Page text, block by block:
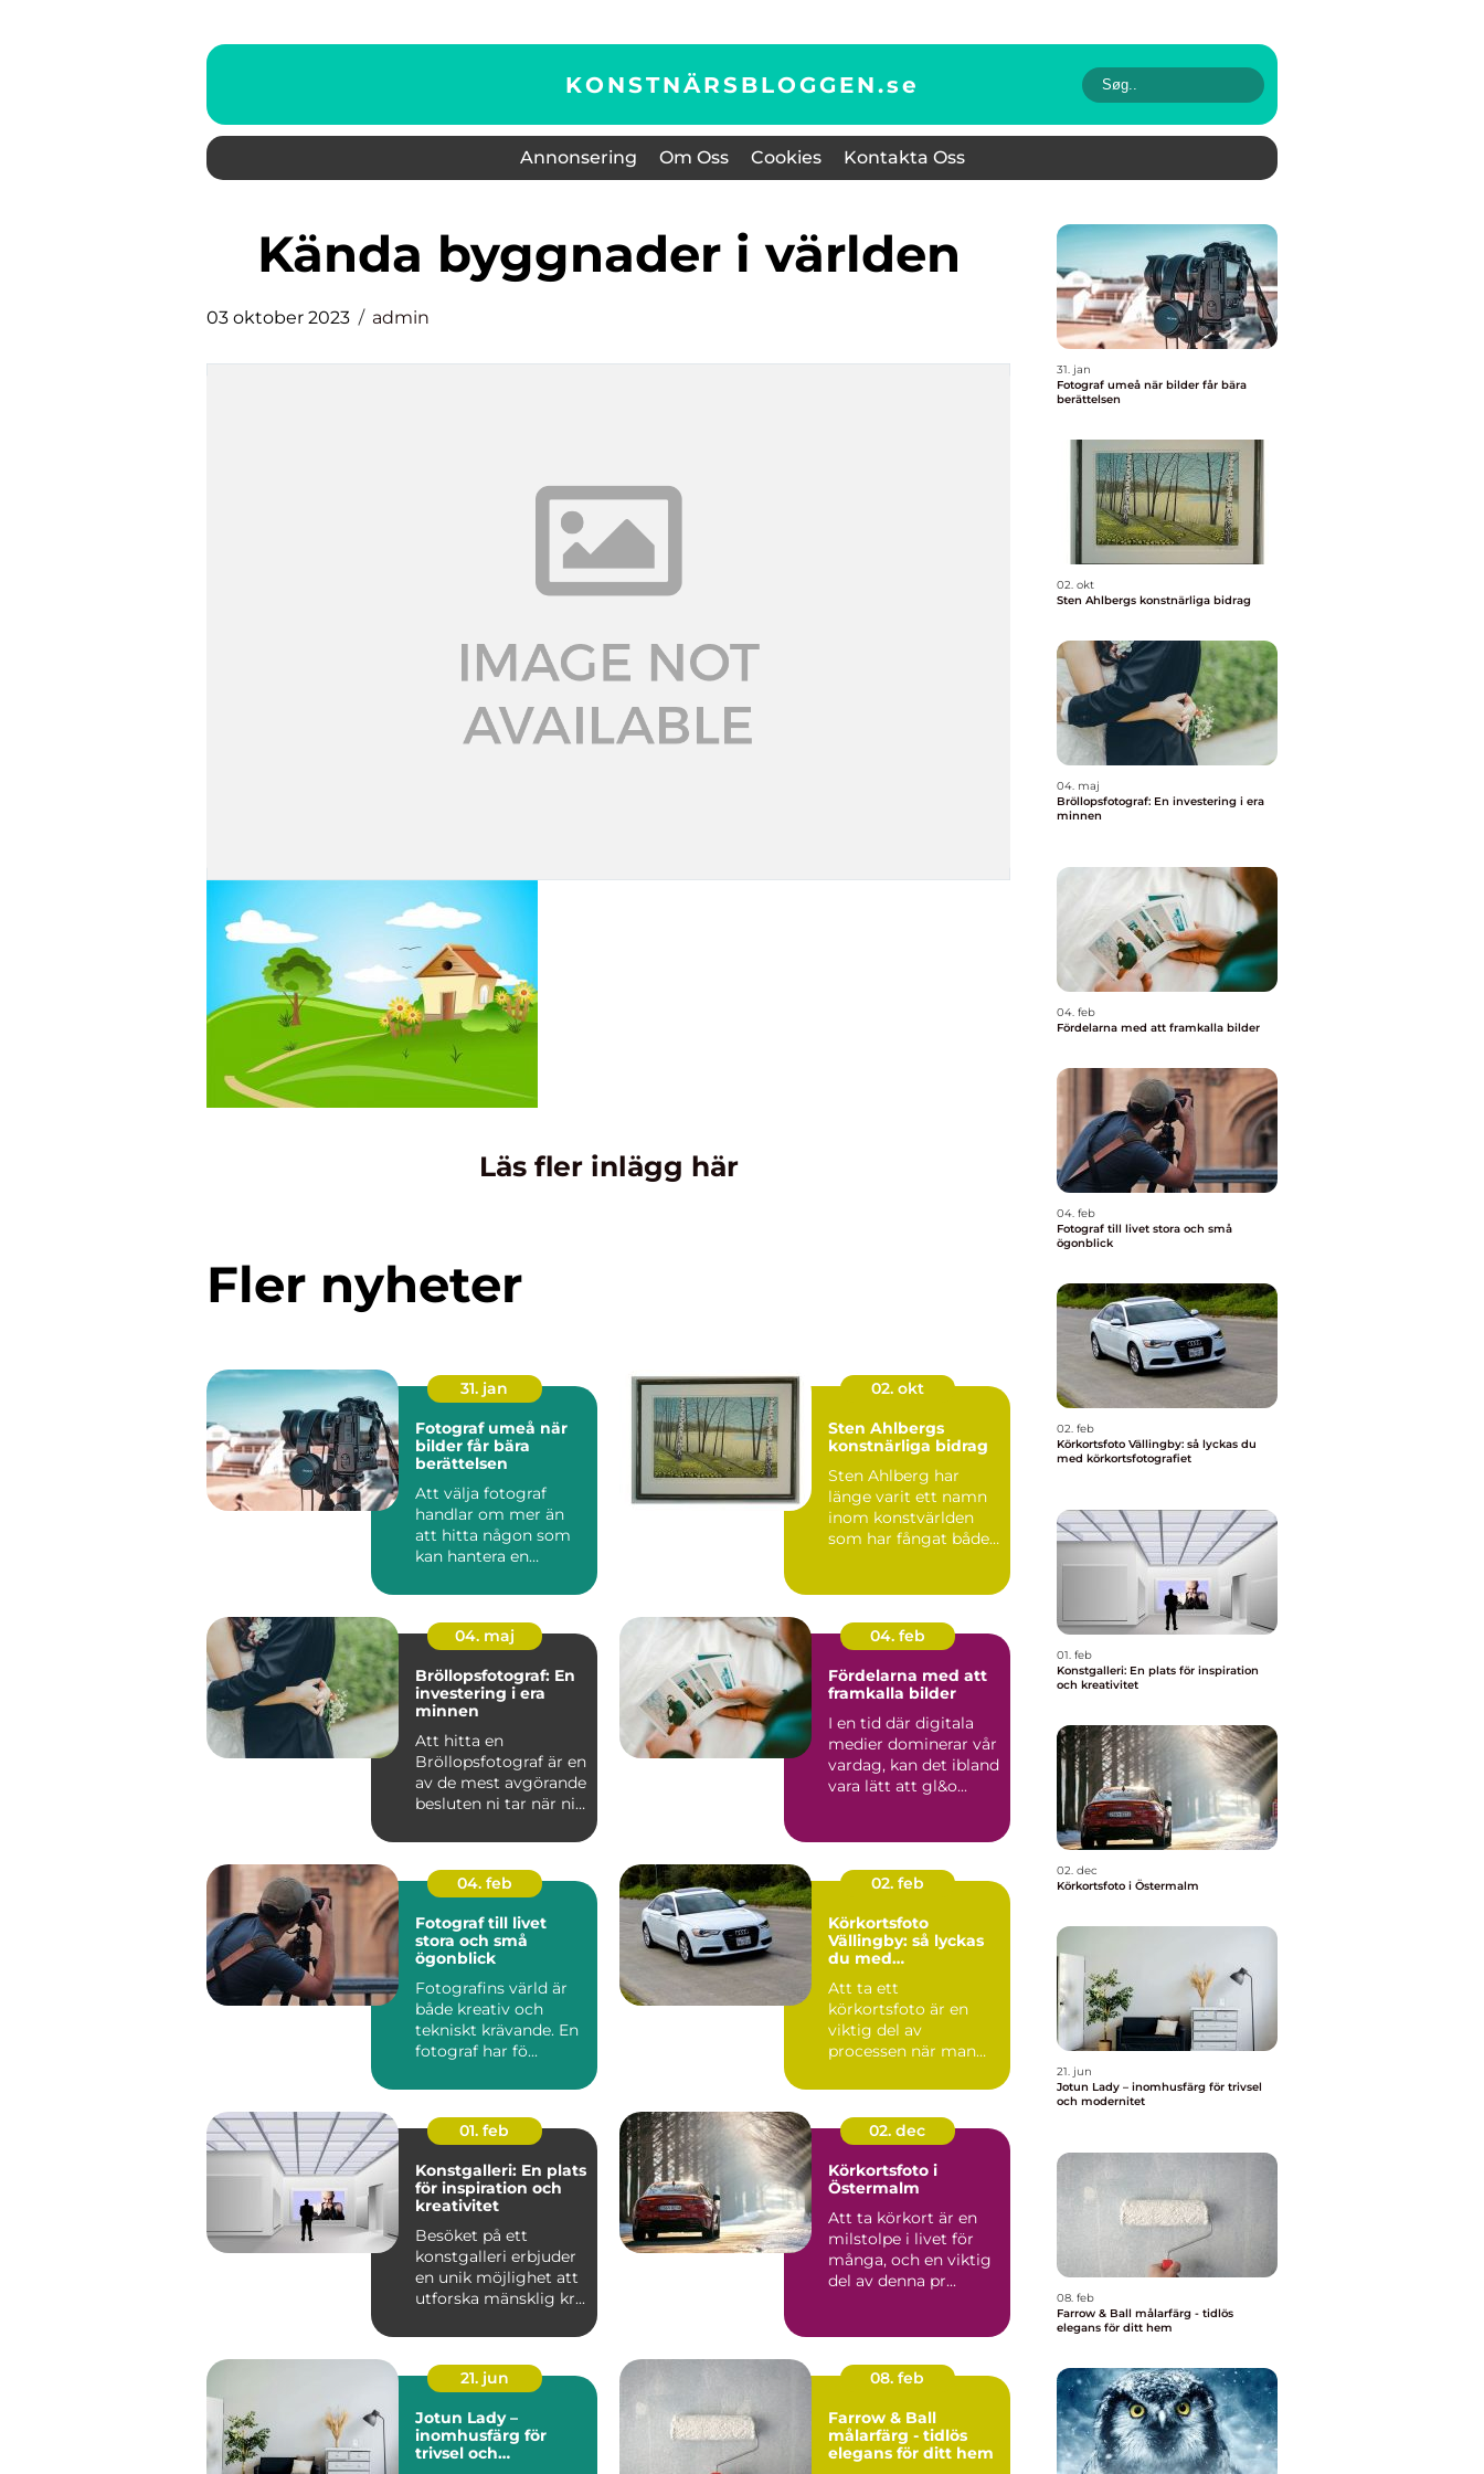
KONSTNÄRSBLOGGEN.se
Annonsering Om Oss Cookies Kontakta Oss
kända byggnader i världen
03 oktober 2023 admin
Läs fler inlägg här
Fler nyheter
31. jan
Fotograf umeå när
bilder får bära
berättelsen
Att välja fotograf
handlar om mer än
att hitta någon som
kan hantera en
handlar de...
02. okt
Sten Ahlbergs
konstnärliga bidrag
Sten Ahlberg har
länge varit ett namn
inom konstvärlden
som har fångat både
04. maj
Bröllopsfotograf: En
investering i era
minnen
Att hitta en
Bröllopsfotograf är en
av de mest avgörande
besluten ni tar när ni
04. feb
Fördelarna med att
framkalla bilder
I en tid där digitala
medier dominerar vår
vardag, kan det ibland
vara lätt att gl&o...
04. feb
Fotograf till livet
stora och små
ögonblick
Fotografins värld är
både kreativ och
tekniskt krävande. En
fotograf har fö...
02. feb
Körkortsfoto
Vällingby: så lyckas
du med
Att ta ett
körkortsfoto är en
viktig del av
processen när man
k&o...
01. feb
Konstgalleri: En plats
för inspiration och
kreativitet
Besöket på ett
konstgalleri erbjuder
en unik möjlighet att
utforska mänsklig kr...
02. dec
Körkortsfoto i
Östermalm
Att ta körkort är en
milstolpe i livet för
många, och en viktig
del av denna pr...
21. jun
Jotun Lady –
inomhusfärg för
trivsel och
08. feb
Farrow & Ball
målarfärg - tidlös
elegans för ditt hem
31. jan
Fotograf umeå när bilder får bära
berättelsen
02. okt
Sten Ahlbergs konstnärliga bidrag
04. maj
Bröllopsfotograf: En investering i era
minnen
04. feb
Fördelarna med att framkalla bilder
04. feb
Fotograf till livet stora och små
ögonblick
02. feb
Körkortsfoto Vällingby: så lyckas du
med körkortsfotografiet
01. feb
Konstgalleri: En plats för inspiration
och kreativitet
02. dec
Körkortsfoto i Östermalm
21. jun
Jotun Lady – inomhusfärg för trivsel
och modernitet
08. feb
Farrow & Ball målarfärg - tidlös
elegans för ditt hem